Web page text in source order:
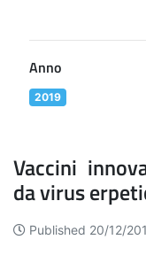
Anno
2019
Vaccini
da virus
Published 20/12/